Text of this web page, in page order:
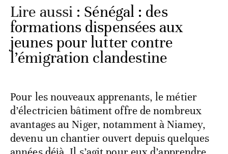
Lire aussi : Sénégal : des
formations dispensées aux
jeunes pour lutter contre
l’émigration clandestine
Pour les nouveaux apprenants, le métier
d’électricien bâtiment offre de nombreux
avantages au Niger, notamment à Niamey,
devenu un chantier ouvert depuis quelques